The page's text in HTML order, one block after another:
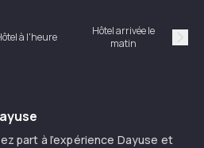
à l'heure
Hôtel arrivée le
matin
part à l’expérience Dayuse et